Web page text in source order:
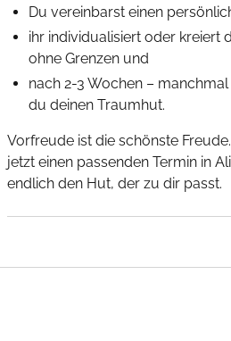
Du vereinbarst einen
ihr individualisiert oder kreiert
ohne Grenzen und
nach 2-3 Wochen –
du deinen Traumhut.
Vorfreude ist die schönste
jetzt einen passenden Termin in
endlich den Hut, der zu dir passt.